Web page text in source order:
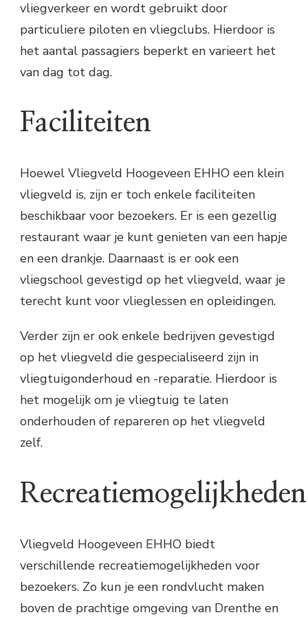
vliegverkeer en wordt gebruikt door
particuliere piloten en vliegclubs. Hierdoor is
het aantal passagiers beperkt en varieert het
van dag tot dag.
Faciliteiten
Hoewel Vliegveld Hoogeveen EHHO een klein
vliegveld is, zijn er toch enkele faciliteiten
beschikbaar voor bezoekers. Er is een gezellig
restaurant waar je kunt genieten van een hapje
en een drankje. Daarnaast is er ook een
vliegschool gevestigd op het vliegveld, waar je
terecht kunt voor vlieglessen en opleidingen.
Verder zijn er ook enkele bedrijven gevestigd
op het vliegveld die gespecialiseerd zijn in
vliegtuigonderhoud en -reparatie. Hierdoor is
het mogelijk om je vliegtuig te laten
onderhouden of repareren op het vliegveld
zelf.
Recreatiemogelijkheden
Vliegveld Hoogeveen EHHO biedt
verschillende recreatiemogelijkheden voor
bezoekers. Zo kun je een rondvlucht maken
boven de prachtige omgeving van Drenthe en